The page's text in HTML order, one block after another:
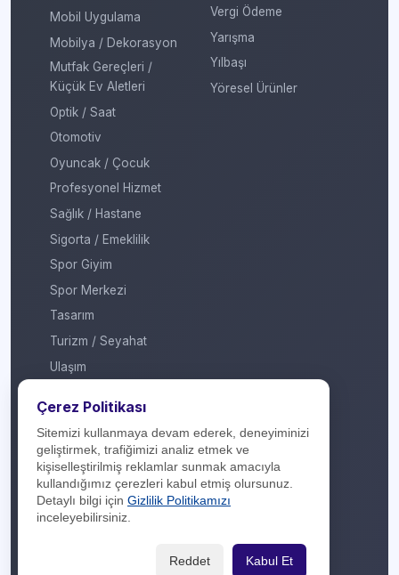
Mobil Uygulama
Mobilya / Dekorasyon
Mutfak Gereçleri /
Küçük Ev Aletleri
Optik / Saat
Otomotiv
Oyuncak / Çocuk
Profesyonel Hizmet
Sağlık / Hastane
Sigorta / Emeklilik
Spor Giyim
Spor Merkezi
Tasarım
Turizm / Seyahat
Ulaşım
Yurt Dışı / Duty Free
Vergi Ödeme
Yarışma
Yılbaşı
Yöresel Ürünler
Hakkımızda
İletişim
Çerez Politikası
Sitemizi kullanmaya devam ederek, deneyiminizi
geliştirmek, trafiğimizi analiz etmek ve
kişiselleştirilmiş reklamlar sunmak amacıyla
kullandığımız çerezleri kabul etmiş olursunuz.
Detaylı bilgi için Gizlilik Politikamızı
inceleyebilirsiniz.
Reddet Kabul Et